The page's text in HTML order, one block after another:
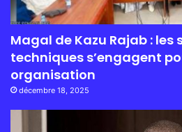
Magal de Kazu Rajab : les
techniques s’engagent
organisation
décembre 18, 2025